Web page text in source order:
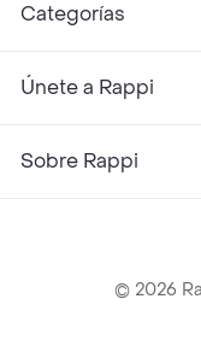
Categorías
Únete a Rappi
Sobre Rappi
© 2026